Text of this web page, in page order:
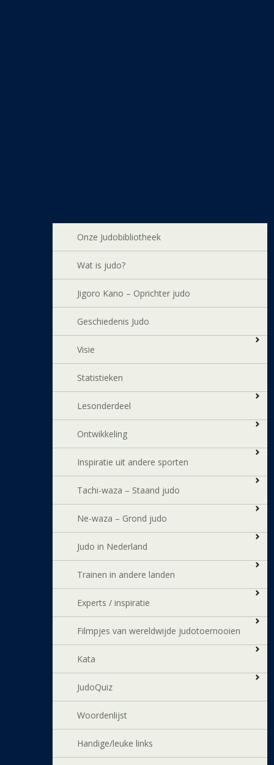
Onze Judobibliotheek
Wat is judo?
Jigoro Kano – Oprichter judo
Geschiedenis Judo
Visie
Statistieken
Lesonderdeel
Ontwikkeling
Inspiratie uit andere sporten
Tachi-waza – Staand judo
Ne-waza – Grond judo
Judo in Nederland
Trainen in andere landen
Experts / inspiratie
Filmpjes van wereldwijde judotoernooien
Kata
JudoQuiz
Woordenlijst
Handige/leuke links